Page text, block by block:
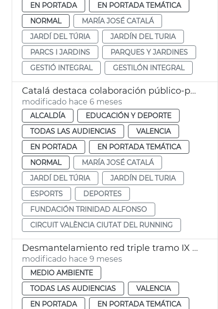
EN PORTADA
EN PORTADA TEMÁTICA
NORMAL
MARÍA JOSÉ CATALÁ
JARDÍ DEL TÚRIA
JARDÍN DEL TURIA
PARCS I JARDINS
PARQUES Y JARDINES
GESTIÓ INTEGRAL
GESTILÓN INTEGRAL
Catalá destaca colaboración público-privada ampliación circuito running
modificado hace 6 meses
ALCALDÍA
EDUCACIÓN Y DEPORTE
TODAS LAS AUDIENCIAS
VALENCIA
EN PORTADA
EN PORTADA TEMÁTICA
NORMAL
MARÍA JOSÉ CATALÁ
JARDÍ DEL TÚRIA
JARDÍN DEL TURIA
ESPORTS
DEPORTES
FUNDACIÓN TRINIDAD ALFONSO
CIRCUIT VALÈNCIA CIUTAT DEL RUNNING
Desmantelamiento red triple tramo IX Jardí del Túria
modificado hace 9 meses
MEDIO AMBIENTE
TODAS LAS AUDIENCIAS
VALENCIA
EN PORTADA
EN PORTADA TEMÁTICA